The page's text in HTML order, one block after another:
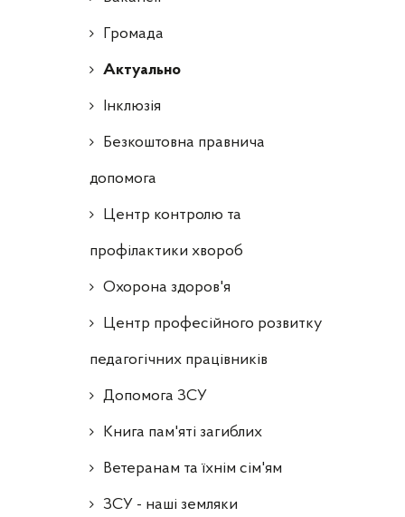
Громада
Актуально
Інклюзія
Безкоштовна правнича
допомога
Центр контролю та
профілактики хвороб
Охорона здоров'я
Центр професійного розвитку
педагогічних працівників
Допомога ЗСУ
Книга пам'яті загиблих
Ветеранам та їхнім сім'ям
ЗСУ - наші земляки